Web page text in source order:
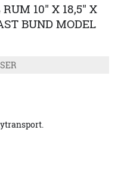
10" X 18,5" X
BUND MODEL